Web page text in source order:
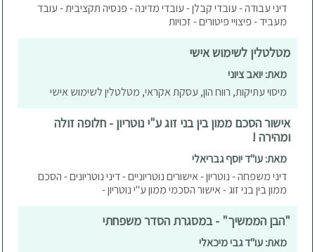
דיני עבודה - עובדי קבלן - עובדי מדינה - פנסיה תקציבית - עובד
מעביד - פיצויי פיטורים - זכויות
מטלטלין לשימוש אישי
מאת: יואב ציוני
מיסוי עתיקות, רווח הון, עסקת אקראי, מטלטלין לשימוש אישי
אישור הסכם ממון בין בני זוג ע"י נוטריון - חלופה זולה
ומהירה !
מאת: עו"ד יוסף גבריאלי
דיני משפחה - נוטריון - אישורים נוטריוניים - דיני נוטריונים - הסכם
ממון בין בני זוג - אישור הסכמי ממון ע"י נוטריון -
"הבן הממשיך" - במסגרת הסדר משפחתי
מאת: עו"ד גבי מיכאלי